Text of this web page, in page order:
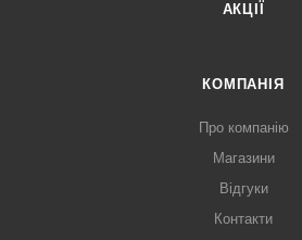
АКЦІЇ
КОМПАНІЯ
Про компанію
Магазини
Відгуки
Контакти